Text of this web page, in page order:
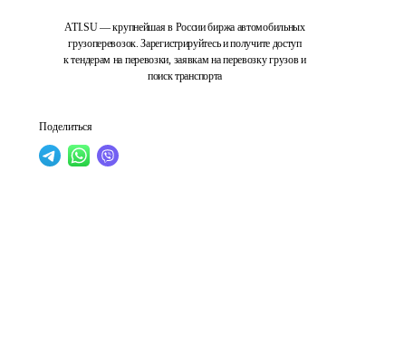
ATI.SU — крупнейшая в России биржа автомобильных
грузоперевозок. Зарегистрируйтесь и получите доступ
к тендерам на перевозки, заявкам на перевозку грузов и
поиск транспорта
Поделиться